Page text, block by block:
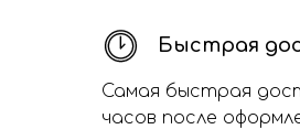
Быстрая
Самая быстрая
часов после